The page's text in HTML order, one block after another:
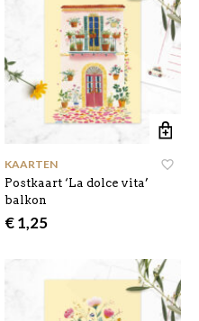
KAARTEN
Postkaart ‘La dolce vita’
balkon
€1,25